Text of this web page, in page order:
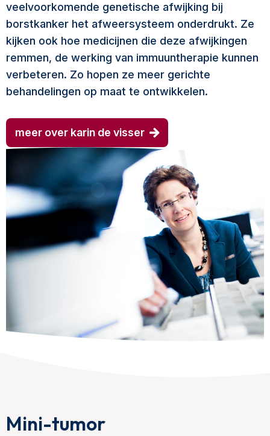
veelvoorkomende genetische afwijking bij
borstkanker het afweersysteem onderdrukt. Ze
kijken ook hoe medicijnen die deze afwijkingen
remmen, de werking van immuuntherapie kunnen
verbeteren. Zo hopen ze meer gerichte
behandelingen op maat te ontwikkelen.
meer over karin de visser
Mini-tumor